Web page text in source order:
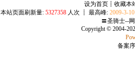
设为首页 ┋ 收藏本
本站页面刷新量: 5327358 人次 ┋ 最高峰: 2009-3-
〓圣骑士--
Copyright © 2004-
备案